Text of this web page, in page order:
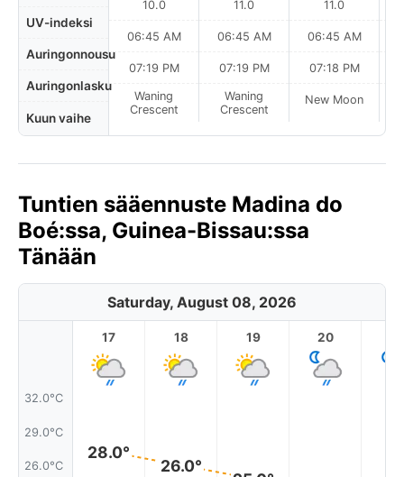
UV-indeksi
Auringonnousu
Auringonlasku
Kuun vaihe
10.0
06:45 AM
07:19 PM
Waning
Crescent
11.0
06:45 AM
07:19 PM
Waning
Crescent
11.0
06:45 AM
07:18 PM
New Moon
Tuntien sääennuste Madina do
Boé:ssa, Guinea-Bissau:ssa
Tänään
Saturday, August 08, 2026
32.0°C
29.0°C
26.0°C
17
28.0°
18
26.0°
19 20